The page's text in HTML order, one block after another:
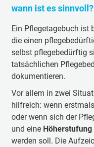
wann ist es sinnvoll?
Ein Pflegetagebuch ist
die einen
selbst pflegebedürftig
tatsächlichen
dokumentieren.
Vor allem in zwei
hilfreich: wenn
oder wenn sich der
und eine
werden soll. Die